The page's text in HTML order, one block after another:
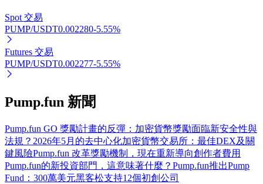
了解如何賺取穩定收入
Bitrue AI
Spot 交易
PUMP/USDT0.002280-5.55%
Futures 交易
PUMP/USDT0.002277-5.55%
Pump.fun 新聞
Pump.fun GO 獎勵計畫的反彈：加密貨幣獎勵面臨新安全性與
法規？ 2026年5月的去中心化加密貨幣交易所：最佳DEX及關
鍵風險Pump.fun 改革獎勵機制，現在重新導向創作者費用
Pump.fun的新投資部門，這意味著什麼？ Pump.fun推出Pump
Fund：300萬美元黑客松支持12個初創公司